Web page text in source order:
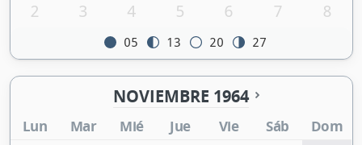
2
3 4 5 6 7 8
05 13 20 27
NOVIEMBRE 1964
Lun Mar Mié Jue Vie Sáb Dom